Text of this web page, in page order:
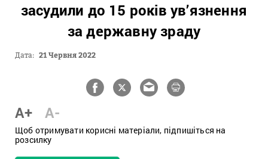
засудили до 15 років ув’язнення
за державну зраду
Дата: 21 Червня 2022
A+ A-
Щоб отримувати корисні матеріали, підпишіться на
розсилку